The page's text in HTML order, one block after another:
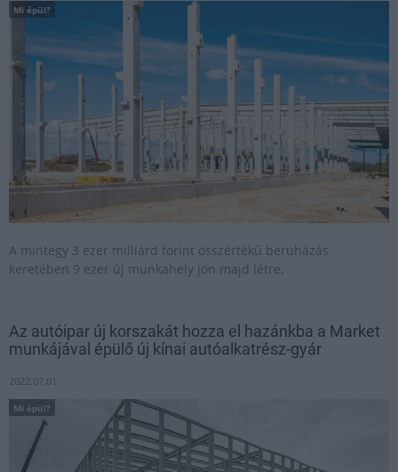
Mi épül?
A mintegy 3 ezer milliárd forint összértékű beruházás
keretében 9 ezer új munkahely jön majd létre.
Az autóipar új korszakát hozza el hazánkba a Market
munkájával épülő új kínai autóalkatrész-gyár
2022.07.01
Mi épül?